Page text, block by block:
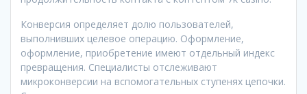
Конверсия определяет долю пользователей,
выполнивших целевое операцию. Оформление,
оформление, приобретение имеют отдельный индекс
превращения. Специалисты отслеживают
микроконверсии на вспомогательных ступенях цепочки.